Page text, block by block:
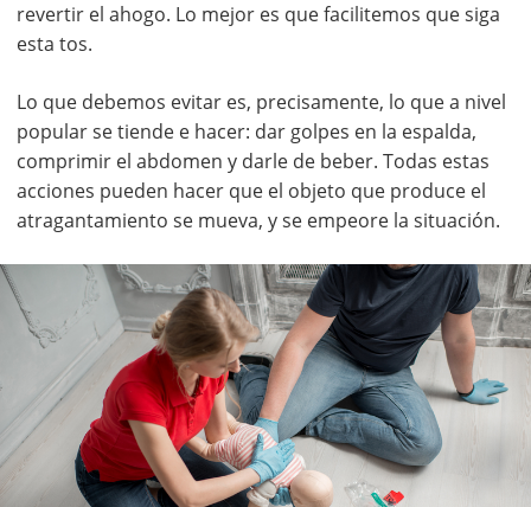
revertir el ahogo. Lo mejor es que facilitemos que siga
esta tos.
Lo que debemos evitar es, precisamente, lo que a nivel
popular se tiende e hacer: dar golpes en la espalda,
comprimir el abdomen y darle de beber. Todas estas
acciones pueden hacer que el objeto que produce el
atragantamiento se mueva, y se empeore la situación.